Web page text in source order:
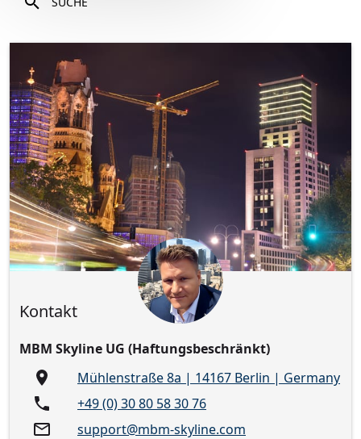
Kontakt
MBM Skyline UG (Haftungsbeschränkt)
Mühlenstraße 8a | 14167 Berlin | Germany
+49 (0) 30 80 58 30 76
support@mbm-skyline.com